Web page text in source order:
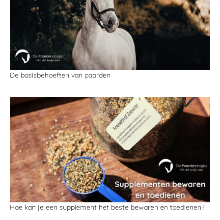
De basisbehoeften van paarden
Hoe kan je een supplement het beste bewaren en toedienen?